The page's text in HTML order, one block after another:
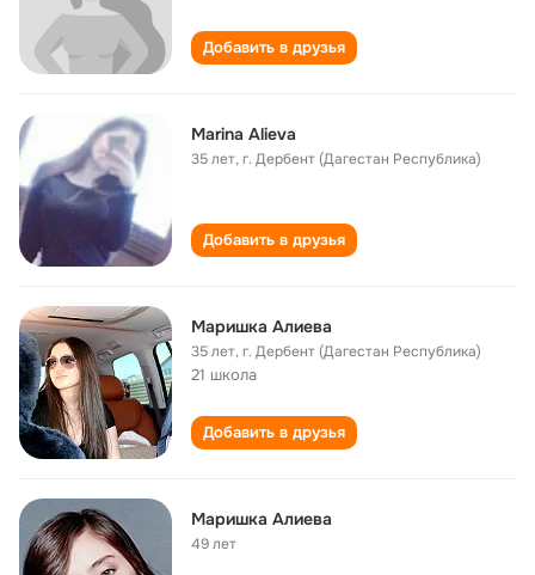
Добавить в друзья
Marina Alieva
35 лет,г. Дербент (Дагестан Республика)
Добавить в друзья
Маришка Алиева
35 лет,г. Дербент (Дагестан Республика)
21 школа
Добавить в друзья
Маришка Алиева
49 лет